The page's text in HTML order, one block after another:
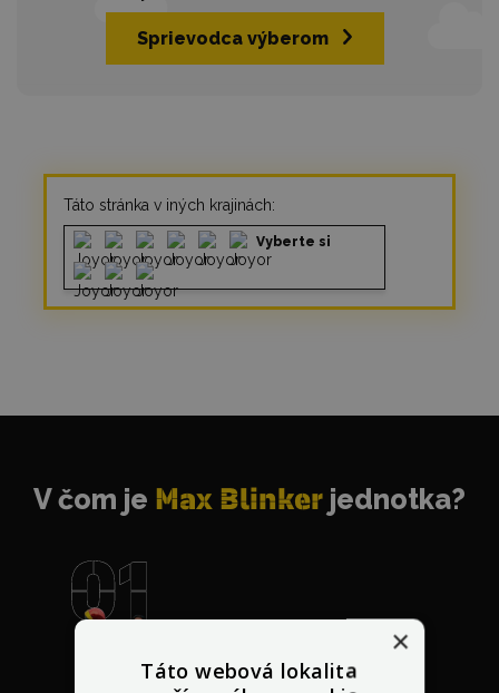
Sprievodca výberom
Táto stránka v iných krajinách:
Vyberte si
V čom je Max Blinker jednotka?
Najviac odporúčaný
predajca na svete
×
Táto webová lokalita